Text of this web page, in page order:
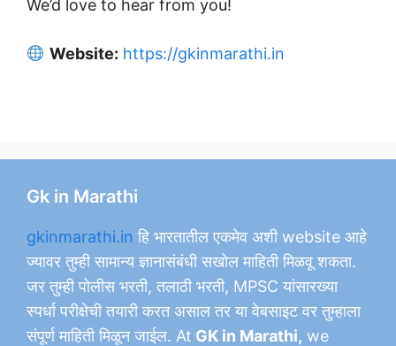
We’d love to hear from you!
Website: https://gkinmarathi.in
Gk in Marathi
gkinmarathi.in हि भारतातील एकमेव अशी website आहे
ज्यावर तुम्ही सामान्य ज्ञानासंबंधी सखोल माहिती मिळवू शकता.
जर तुम्ही पोलीस भरती, तलाठी भरती, MPSC यांसारख्या
स्पर्धा परीक्षेची तयारी करत असाल तर या वेबसाइट वर तुम्हाला
संपूर्ण माहिती मिळून जाईल. At GK in Marathi, we